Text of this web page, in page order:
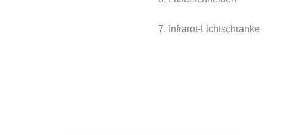
7. Infrarot-Lichtschranke